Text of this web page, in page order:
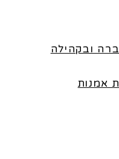
ובקהילה
אמנות